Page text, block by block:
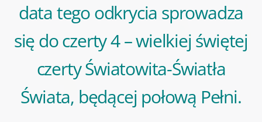
data tego odkrycia sprowadza
się do czerty 4 – wielkiej świętej
czerty Światowita-Światła
Świata, będącej połową Pełni.